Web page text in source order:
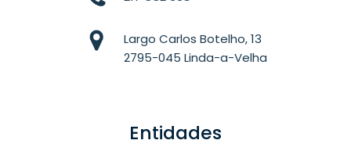
Largo Carlos Botelho, 13
2795-045 Linda-a-Velha
Entidades